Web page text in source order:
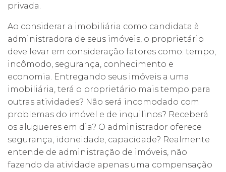
privada.
Ao considerar a imobiliária como candidata à
administradora de seus imóveis, o proprietário
deve levar em consideração fatores como: tempo,
incômodo, segurança, conhecimento e
economia. Entregando seus imóveis a uma
imobiliária, terá o proprietário mais tempo para
outras atividades? Não será incomodado com
problemas do imóvel e de inquilinos? Receberá
os alugueres em dia? O administrador oferece
segurança, idoneidade, capacidade? Realmente
entende de administração de imóveis, não
fazendo da atividade apenas uma compensação